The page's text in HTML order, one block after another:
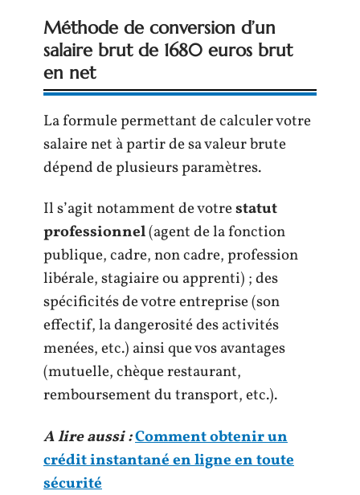
Méthode de conversion d’un
salaire brut de 1680 euros brut
en net
La formule permettant de calculer votre
salaire net à partir de sa valeur brute
dépend de plusieurs paramètres.
Il s’agit notamment de votrestatut
professionnel(agent de la fonction
publique, cadre, non cadre, profession
libérale, stagiaire ou apprenti) ; des
spécificités de votre entreprise (son
effectif, la dangerosité des activités
menées, etc.) ainsi que vos avantages
(mutuelle, chèque restaurant,
remboursement du transport, etc.).
A lire aussi :Comment obtenir un
crédit instantané en ligne en toute
sécurité